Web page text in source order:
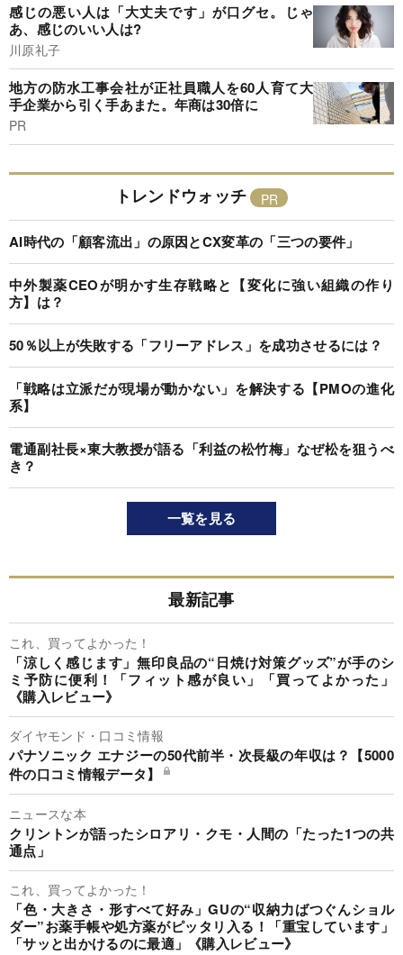
感じの悪い人は「大丈夫です」が口グセ。じゃ
あ、感じのいい人は?
川原礼子
地方の防水工事会社が正社員職人を60人育て大
手企業から引く手あまた。年商は30倍に
PR
トレンドウォッチ
AI時代の「顧客流出」の原因とCX変革の「三つの要件」
中外製薬CEOが明かす生存戦略と【変化に強い組織の作り
方】は？
50％以上が失敗する「フリーアドレス」を成功させるには？
「戦略は立派だが現場が動かない」を解決する【PMOの進化
系】
電通副社長×東大教授が語る「利益の松竹梅」なぜ松を狙うべ
き？
一覧を見る
最新記事
これ、買ってよかった！
「涼しく感じます」無印良品の“日焼け対策グッズ”が手のシ
ミ予防に便利！「フィット感が良い」「買ってよかった」
《購入レビュー》
ダイヤモンド・口コミ情報
パナソニック エナジーの50代前半・次長級の年収は？【5000
件の口コミ情報データ】
ニュースな本
クリントンが語ったシロアリ・クモ・人間の「たった1つの共
通点」
これ、買ってよかった！
「色・大きさ・形すべて好み」GUの“収納力ばつぐんショル
ダー”お薬手帳や処方薬がピッタリ入る！「重宝しています」
「サッと出かけるのに最適」《購入レビュー》